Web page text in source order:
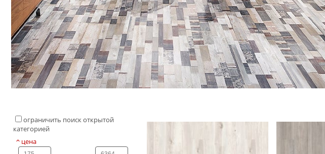
ограничить поиск открытой
категорией
цена